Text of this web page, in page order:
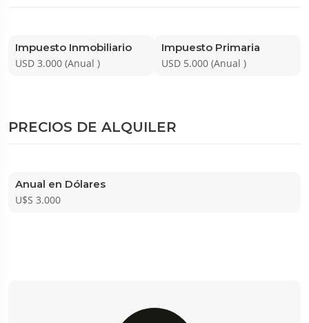
Impuesto Inmobiliario
USD 3.000 (Anual )
Impuesto Primaria
USD 5.000 (Anual )
PRECIOS DE ALQUILER
Anual en Dólares
U$S 3.000